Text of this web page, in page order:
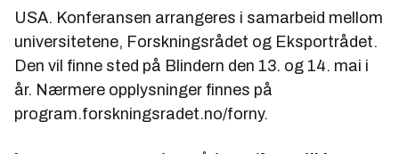
USA. Konferansen arrangeres i samarbeid mellom
universitetene, Forskningsrådet og Eksportrådet.
Den vil finne sted på Blindern den 13. og 14. mai i
år. Nærmere opplysninger finnes på
program.forskningsradet.no/forny.